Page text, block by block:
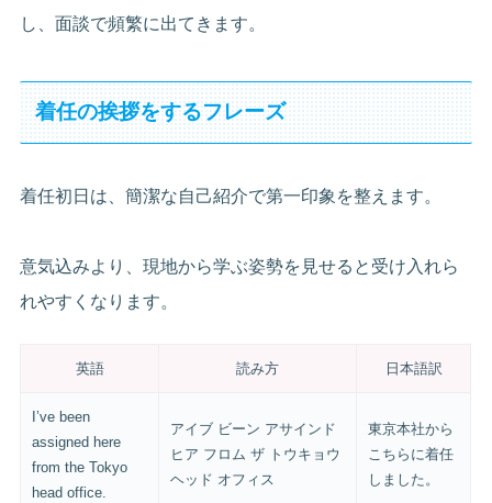
し、面談で頻繁に出てきます。
着任の挨拶をするフレーズ
着任初日は、簡潔な自己紹介で第一印象を整えます。
意気込みより、現地から学ぶ姿勢を見せると受け入れら
れやすくなります。
英語 読み方 日本語訳
I’ve been
assigned here
from the Tokyo
head office.
アイブ ビーン アサインド
ヒア フロム ザ トウキョウ
ヘッド オフィス
東京本社から
こちらに着任
しました。